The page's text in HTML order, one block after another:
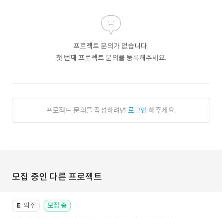
프로젝트 문의가 없습니다.
첫 번째 프로젝트 문의를 등록해주세요.
프로젝트 문의를 작성하려면 로그인 해주세요.
모집 중인 다른 프로젝트
📔 외주 모집 중